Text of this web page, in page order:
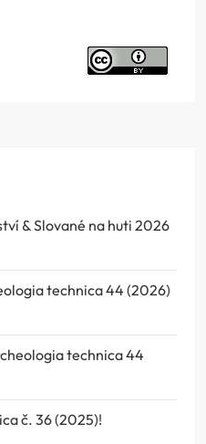
& Slované na huti 2026
technica 44 (2026)
technica 44
č. 36 (2025)!